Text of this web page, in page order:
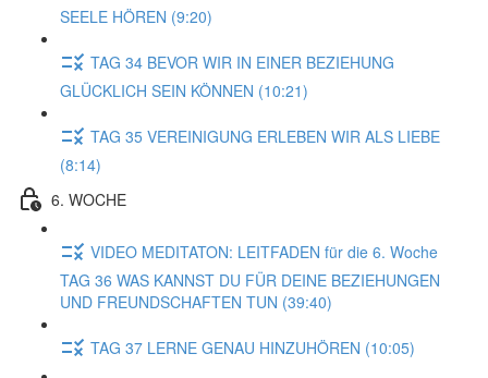
SEELE HÖREN (9:20)
TAG 34 BEVOR WIR IN EINER BEZIEHUNG
GLÜCKLICH SEIN KÖNNEN (10:21)
TAG 35 VEREINIGUNG ERLEBEN WIR ALS LIEBE
(8:14)
6. WOCHE
VIDEO MEDITATON: LEITFADEN für die 6. Woche
TAG 36 WAS KANNST DU FÜR DEINE BEZIEHUNGEN
UND FREUNDSCHAFTEN TUN (39:40)
TAG 37 LERNE GENAU HINZUHÖREN (10:05)